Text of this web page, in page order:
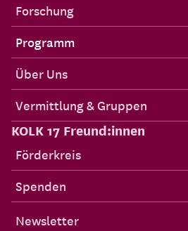
Forschung
Programm
Über Uns
Vermittlung & Gruppen
KOLK 17 Freund:innen
Förderkreis
Spenden
Newsletter